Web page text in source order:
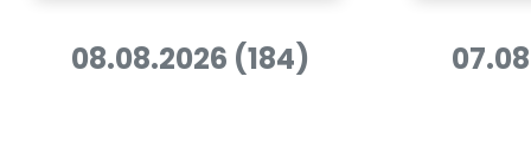
08.08.2026 (184)